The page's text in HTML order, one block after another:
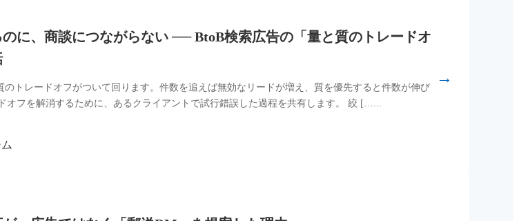
に、商談につながらない ── BtoB検索広告の「量と質のトレードオ
のトレードオフがついて回ります。件数を追えば無効なリードが増え、質を優先すると件数が伸び
オフを解消するために、あるクライアントで試行錯誤した過程を共有します。 絞 […...
→